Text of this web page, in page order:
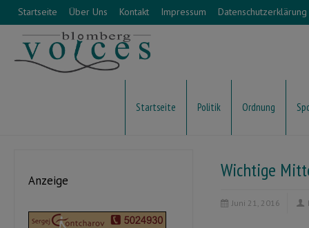
Startseite Über Uns Kontakt Impressum Datenschutzerklärung
Startseite Politik Ordnung
Wichtige
Juni 21, 2016
Anzeige